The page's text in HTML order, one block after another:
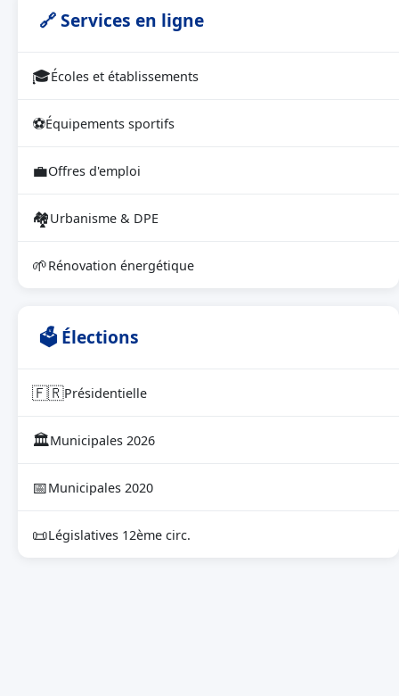
🔗 Services en ligne
🎓Écoles et établissements
⚽Équipements sportifs
💼Offres d'emploi
🏘Urbanisme & DPE
🌱Rénovation énergétique
🗳 Élections
🇫🇷Présidentielle
🏛Municipales 2026
📅Municipales 2020
📜Législatives 12ème circ.